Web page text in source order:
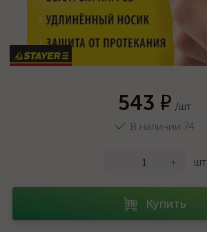
543 ₽ /шт
В наличии 74
+ шт
Купить